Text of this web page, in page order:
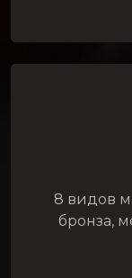
8 видов
бронза,